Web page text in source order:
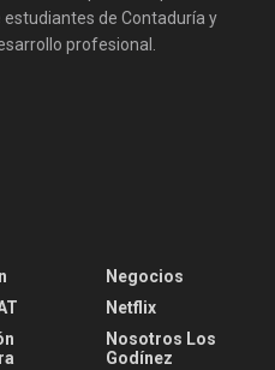
de Contaduría y
profesional.
Negocios
Netflix
Nosotros Los
Godínez